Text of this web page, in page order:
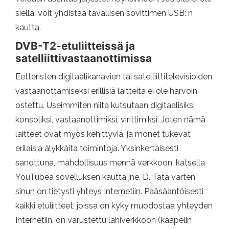
siellä, voit yhdistää tavallisen sovittimen USB: n
kautta.
DVB-T2-etuliitteissä ja
satelliittivastaanottimissa
Eetteristen digitaalikanavien tai satelliittitelevisioiden
vastaanottamiseksi erillisiä laitteita ei ole harvoin
ostettu. Useimmiten niitä kutsutaan digitaalisiksi
konsoliksi, vastaanottimiksi, virittimiksi. Joten nämä
laitteet ovat myös kehittyviä, ja monet tukevat
erilaisia ​​älykkäitä toimintoja. Yksinkertaisesti
sanottuna, mahdollisuus mennä verkkoon, katsella
YouTubea sovelluksen kautta jne. D. Tätä varten
sinun on tietysti yhteys Internetiin. Pääsääntöisesti
kaikki etuliitteet, joissa on kyky muodostaa yhteyden
Internetiin, on varustettu lähiverkkoon (kaapelin